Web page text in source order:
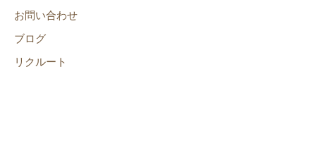
お問い合わせ
ブログ
リクルート